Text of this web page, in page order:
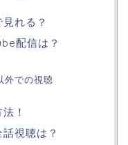
れる？
配信は？
外での視聴
！
視聴は？